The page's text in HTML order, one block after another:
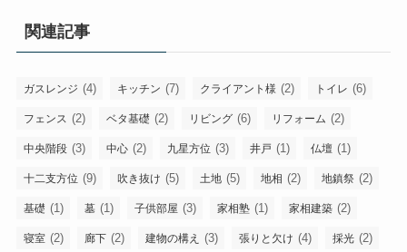
関連記事
ガスレンジ (4) キッチン (7) クライアント様 (2) トイレ (6)
フェンス (2) ベタ基礎 (2) リビング (6) リフォーム (2)
中央階段 (3) 中心 (2) 九星方位 (3) 井戸 (1) 仏壇 (1)
十二支方位 (9) 吹き抜け (5) 土地 (5) 地相 (2) 地鎮祭 (2)
基礎 (1) 墓 (1) 子供部屋 (3) 家相塾 (1) 家相建築 (2)
寝室 (2) 廊下 (2) 建物の構え (3) 張りと欠け (4) 採光 (2)